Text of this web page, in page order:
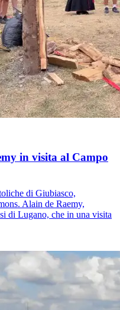
in visita al Campo
di Giubiasco,
Alain de Raemy,
di Lugano, che in una visita